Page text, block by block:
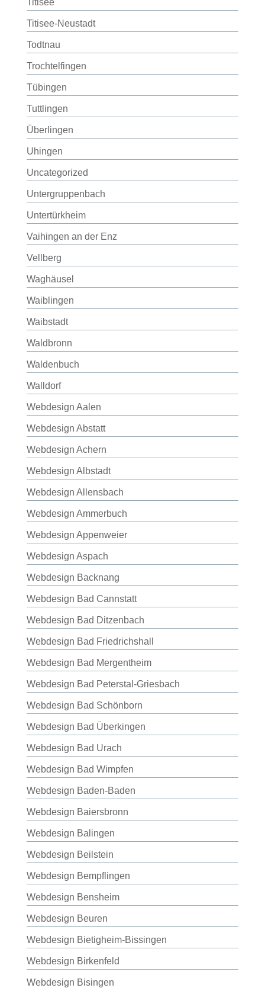
Titisee
Titisee-Neustadt
Todtnau
Trochtelfingen
Tübingen
Tuttlingen
Überlingen
Uhingen
Uncategorized
Untergruppenbach
Untertürkheim
Vaihingen an der Enz
Vellberg
Waghäusel
Waiblingen
Waibstadt
Waldbronn
Waldenbuch
Walldorf
Webdesign Aalen
Webdesign Abstatt
Webdesign Achern
Webdesign Albstadt
Webdesign Allensbach
Webdesign Ammerbuch
Webdesign Appenweier
Webdesign Aspach
Webdesign Backnang
Webdesign Bad Cannstatt
Webdesign Bad Ditzenbach
Webdesign Bad Friedrichshall
Webdesign Bad Mergentheim
Webdesign Bad Peterstal-Griesbach
Webdesign Bad Schönborn
Webdesign Bad Überkingen
Webdesign Bad Urach
Webdesign Bad Wimpfen
Webdesign Baden-Baden
Webdesign Baiersbronn
Webdesign Balingen
Webdesign Beilstein
Webdesign Bempflingen
Webdesign Bensheim
Webdesign Beuren
Webdesign Bietigheim-Bissingen
Webdesign Birkenfeld
Webdesign Bisingen